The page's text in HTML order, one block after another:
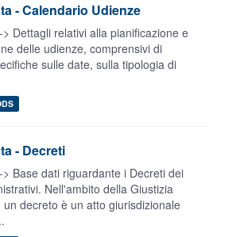
- Calendario Udienze
Dettagli relativi alla pianificazione e
delle udienze, comprensivi di
sulle date, sulla tipologia di
- Decreti
Base dati riguardante i Decreti dei
Nell'ambito della Giustizia
un decreto è un atto giurisdizionale